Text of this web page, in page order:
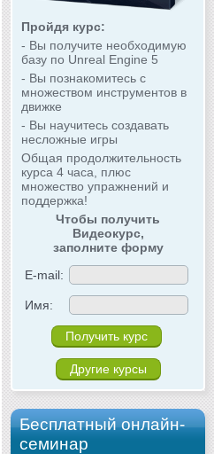
Пройдя курс:
- Вы получите необходимую
базу по Unreal Engine 5
- Вы познакомитесь с
множеством инструментов в
движке
- Вы научитесь создавать
несложные игры
Общая продолжительность
курса 4 часа, плюс
множество упражнений и
поддержка!
Чтобы получить
Видеокурс,
заполните форму
E-mail:
Имя:
Другие курсы
Бесплатный онлайн-
семинар